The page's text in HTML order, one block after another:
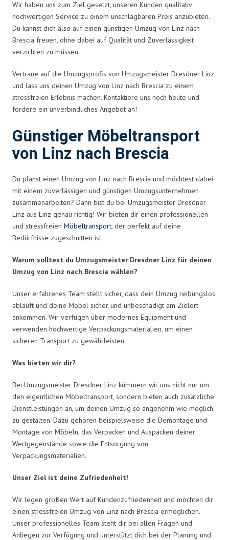
Wir haben uns zum Ziel gesetzt, unseren Kunden qualitativ
hochwertigen Service zu einem unschlagbaren Preis anzubieten.
Du kannst dich also auf einen günstigen Umzug von Linz nach
Brescia freuen, ohne dabei auf Qualität und Zuverlässigkeit
verzichten zu müssen.
Vertraue auf die Umzugsprofis von Umzugsmeister Dresdner Linz
und lass uns deinen Umzug von Linz nach Brescia zu einem
stressfreien Erlebnis machen. Kontaktiere uns noch heute und
fordere ein unverbindliches Angebot an!
Günstiger Möbeltransport
von Linz nach Brescia
Du planst einen Umzug von Linz nach Brescia und möchtest dabei
mit einem zuverlässigen und günstigen Umzugsunternehmen
zusammenarbeiten? Dann bist du bei Umzugsmeister Dresdner
Linz aus Linz genau richtig! Wir bieten dir einen professionellen
und stressfreien Möbeltransport, der perfekt auf deine
Bedürfnisse zugeschnitten ist.
Warum solltest du Umzugsmeister Dresdner Linz für deinen
Umzug von Linz nach Brescia wählen?
Unser erfahrenes Team stellt sicher, dass dein Umzug reibungslos
abläuft und deine Möbel sicher und unbeschädigt am Zielort
ankommen. Wir verfügen über modernes Equipment und
verwenden hochwertige Verpackungsmaterialien, um einen
sicheren Transport zu gewährleisten.
Was bieten wir dir?
Bei Umzugsmeister Dresdner Linz kümmern wir uns nicht nur um
den eigentlichen Möbeltransport, sondern bieten auch zusätzliche
Dienstleistungen an, um deinen Umzug so angenehm wie möglich
zu gestalten. Dazu gehören beispielsweise die Demontage und
Montage von Möbeln, das Verpacken und Auspacken deiner
Wertgegenstände sowie die Entsorgung von
Verpackungsmaterialien.
Unser Ziel ist deine Zufriedenheit!
Wir legen großen Wert auf Kundenzufriedenheit und möchten dir
einen stressfreien Umzug von Linz nach Brescia ermöglichen.
Unser professionelles Team steht dir bei allen Fragen und
Anliegen zur Verfügung und unterstützt dich bei der Planung und